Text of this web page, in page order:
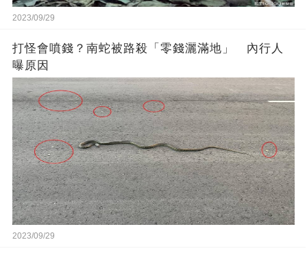
2023/09/29
打怪會噴錢？南蛇被路殺「零錢灑滿地」 內行人
曝原因
2023/09/29